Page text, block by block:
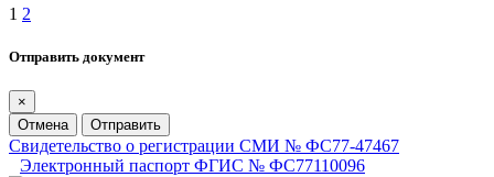
1 2
Отправить документ
×
Отмена
Отправить
Свидетельство о регистрации СМИ № ФС77-47467
Электронный паспорт ФГИС № ФС77110096